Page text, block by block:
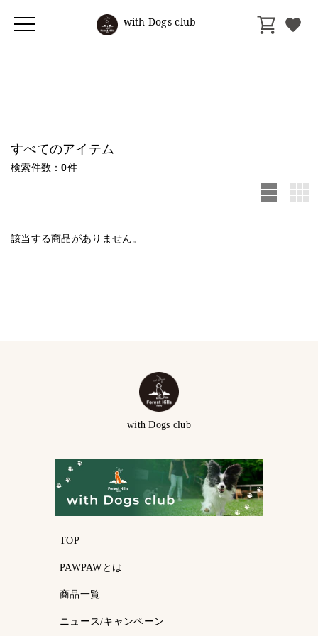
with Dogs club
すべてのアイテム
検索件数 0件
該当する商品がありません。
with Dogs club
TOP
PAWPAWとは
商品一覧
ニュース/キャンペーン